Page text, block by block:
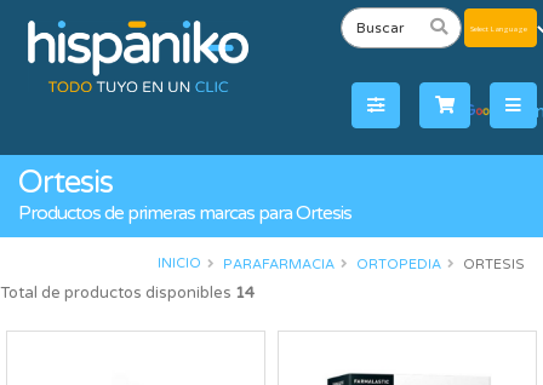
by
Ortesis
Productos de primeras marcas para Ortesis
INICIO PARAFARMACIA ORTOPEDIA ORTESIS
Total de productos disponibles 14